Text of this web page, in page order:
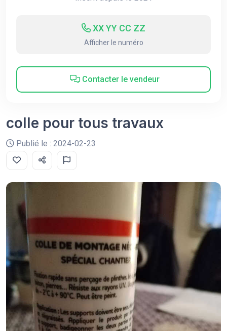
XX YY CC ZZ
Afficher le numéro
Contacter le vendeur
colle pour tous travaux
Publié le : 2024-02-23